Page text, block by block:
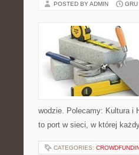
POSTED BY ADMIN
wodzie. Polecamy: Kultura i
to port w sieci, w której
CATEGORIES: